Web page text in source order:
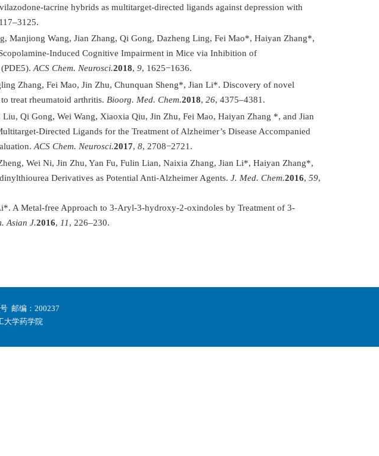
tacrine hybrids as multitarget-directed ligands against depression with
Manjiong Wang, Jian Zhang, Qi Gong, Dazheng Ling, Fei Mao*, Haiyan Zhang*,
Induced Cognitive Impairment in Mice via Inhibition of
(PDE5).ACS Chem. Neurosci.2018, 9, 1625−1636.
Zhang, Fei Mao, Jin Zhu, Chunquan Sheng*, Jian Li*. Discovery of novel
treat rheumatoid arthritis. Bioorg. Med. Chem.2018, 26, 4375–4381.
Qi Gong, Wei Wang, Xiaoxia Qiu, Jin Zhu, Fei Mao, Haiyan Zhang *, and Jian
Directed Ligands for the Treatment of Alzheimer’s Disease Accompanied
ACS Chem. Neurosci.2017, 8, 2708−2721.
Wei Ni, Jin Zhu, Yan Fu, Fulin Lian, Naixia Zhang, Jian Li*, Haiyan Zhang*,
Derivatives as Potential Anti-Alzheimer Agents. J. Med. Chem.2016, 59,
A Metal-free Approach to 3-Aryl-3-hydroxy-2-oxindoles by Treatment of 3-
Asian J.2016, 11, 226–230.
邮编：200237
大学药学院